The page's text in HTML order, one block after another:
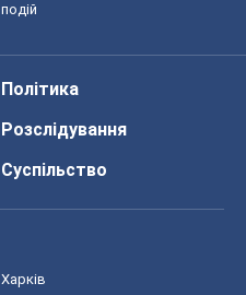
подій
Політика
Розслідування
Суспільство
Харків